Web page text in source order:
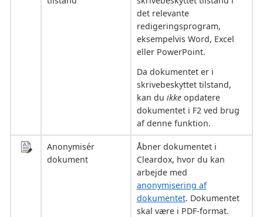
det relevante
redigeringsprogram,
eksempelvis Word, Excel
eller PowerPoint.
Da dokumentet er i
skrivebeskyttet tilstand,
kan du ikkeopdatere
dokumentet i F2 ved brug
af denne funktion.
Anonymisér
dokument
Åbner dokumentet i
Cleardox, hvor du kan
arbejde med
anonymisering af
dokumentet. Dokumentet
skal være i PDF-format.